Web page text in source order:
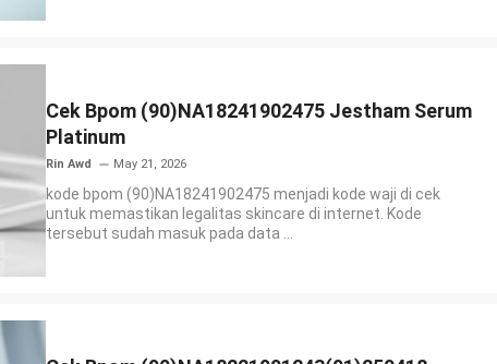
Cek Bpom (90)NA18241902475 Jestham Serum
Platinum
Rin Awd May 21, 2026
kode bpom (90)NA18241902475 menjadi kode waji di cek
untuk memastikan legalitas skincare di internet. Kode
tersebut sudah masuk pada data ...